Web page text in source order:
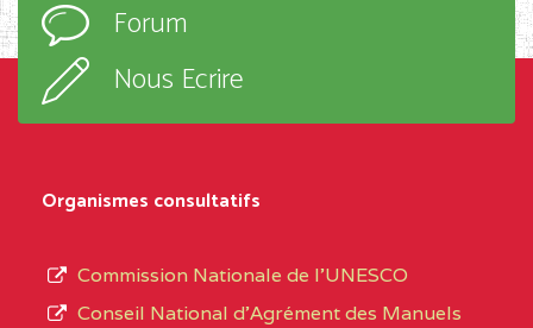
D'ENSEIGNEMENT
PROFESSIONNEL
(CEGEP) STE FOI BP
d’enseignement,
type
Forum
Nous Ecrire
Organismes consultatifs
Commission Nationale de l’UNESCO
Conseil National d’Agrément des Manuels